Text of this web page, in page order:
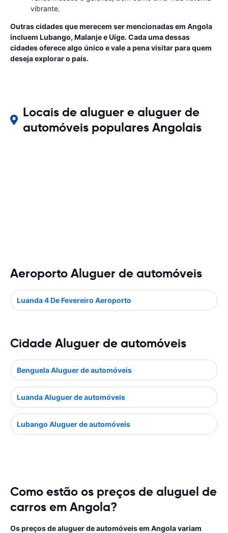
vibrante.
Outras cidades que merecem ser mencionadas em Angola
incluem Lubango, Malanje e Uíge. Cada uma dessas
cidades oferece algo único e vale a pena visitar para quem
deseja explorar o país.
Locais de aluguer e aluguer de
automóveis populares Angolais
Aeroporto Aluguer de automóveis
Luanda 4 De Fevereiro Aeroporto
Cidade Aluguer de automóveis
Benguela Aluguer de automóveis
Luanda Aluguer de automóveis
Lubango Aluguer de automóveis
Como estão os preços de aluguel de
carros em Angola?
Os preços de aluguer de automóveis em Angola variam